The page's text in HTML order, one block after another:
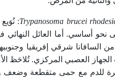
Trypanosoma brucei
نحو أساسي. أما العائل
شرقي إفريقيا
العصبي المركزي. تُلاحَظ
للدم مع حمى متقطعة وضعف